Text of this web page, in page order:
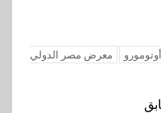
معرض مصر الدولي